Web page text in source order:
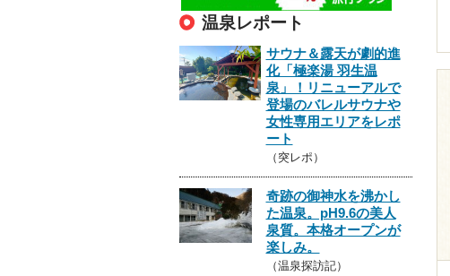
温泉レポート
サウナ＆露天が劇的進
化「極楽湯 羽生温
泉」！リニューアルで
登場のバレルサウナや
女性専用エリアをレポ
ート
（突レポ）
奇跡の御神水を沸かし
た温泉。pH9.6の美人
泉質。本格オープンが
楽しみ。
（温泉探訪記）